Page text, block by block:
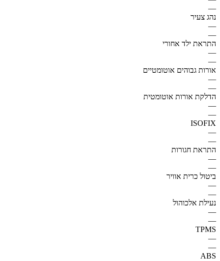
—
נהג צעיר
—
—
התראת ילד אחורי
—
—
אורות גבוהים אוטומטיים
—
—
הדלקת אורות אוטומטית
—
—
ISOFIX
—
—
התראת חגורות
—
—
ביטול כרית אוויר
—
—
נעילת אלכוהול
—
—
TPMS
—
—
ABS